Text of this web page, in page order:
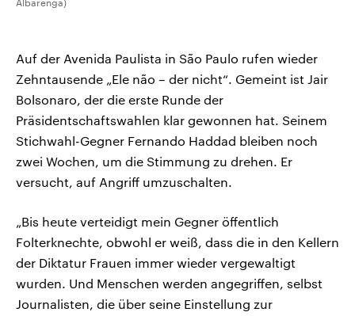
Albarenga)
Auf der Avenida Paulista in São Paulo rufen wieder
Zehntausende „Ele não – der nicht“. Gemeint ist Jair
Bolsonaro, der die erste Runde der
Präsidentschaftswahlen klar gewonnen hat. Seinem
Stichwahl-Gegner Fernando Haddad bleiben noch
zwei Wochen, um die Stimmung zu drehen. Er
versucht, auf Angriff umzuschalten.
„Bis heute verteidigt mein Gegner öffentlich
Folterknechte, obwohl er weiß, dass die in den Kellern
der Diktatur Frauen immer wieder vergewaltigt
wurden. Und Menschen werden angegriffen, selbst
Journalisten, die über seine Einstellung zur